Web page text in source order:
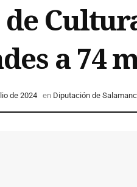
de
a 74
de 2024 en Diputación de